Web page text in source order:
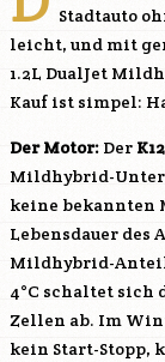
Stadtauto
leicht, und mit
1.2L DualJet
Kauf ist simpel:
Der Motor: Der
Mildhybrid-
keine bekannten
Lebensdauer des
Mildhybrid-Anteil
4°C schaltet sich
Zellen ab. Im
kein Start-Stopp,